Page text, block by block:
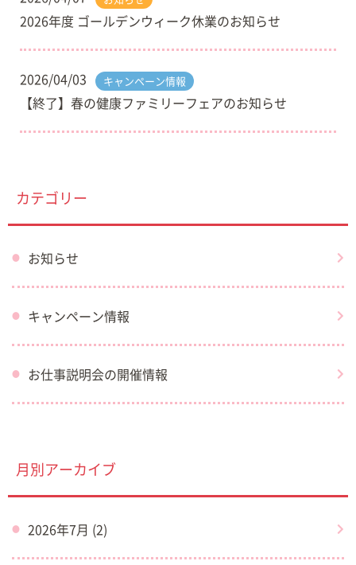
2026年度 ゴールデンウィーク休業のお知らせ
2026/04/03 キャンペーン情報
【終了】春の健康ファミリーフェアのお知らせ
カテゴリー
お知らせ
キャンペーン情報
お仕事説明会の開催情報
月別アーカイブ
2026年7月 (2)